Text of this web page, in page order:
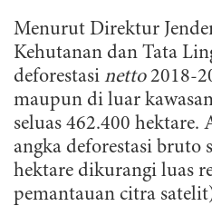
Menurut Direktur
Kehutanan dan Tata
deforestasi netto2018-
maupun di luar
seluas 462.400 hektare.
angka deforestasi bruto
hektare dikurangi luas
pemantauan citra